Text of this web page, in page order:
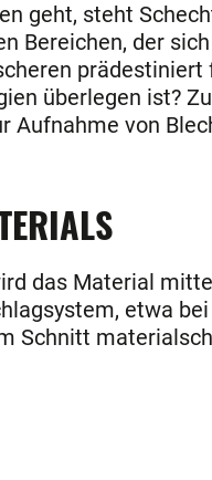
geht, steht
Bereichen, der
überlegen ist?
von
das Material
etwa
Schnitt